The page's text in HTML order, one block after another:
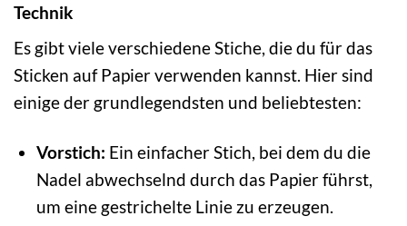
Technik
Es gibt viele verschiedene Stiche, die du für das
Sticken auf Papier verwenden kannst. Hier sind
einige der grundlegendsten und beliebtesten:
Vorstich: Ein einfacher Stich, bei dem du die
Nadel abwechselnd durch das Papier führst,
um eine gestrichelte Linie zu erzeugen.